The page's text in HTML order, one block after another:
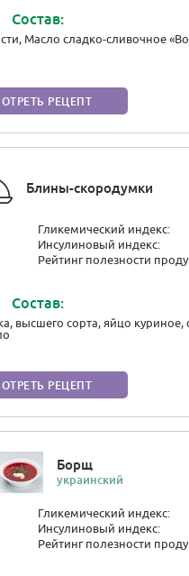
Состав:
Масло сладко-сливочное
РЕЦЕПТ
Блины-скородумки
Гликемический индекс:
Инсулиновый индекс:
Рейтинг полезности
Состав:
высшего сорта, яйцо куриное,
РЕЦЕПТ
Борщ
украинский
Гликемический индекс:
Инсулиновый индекс:
Рейтинг полезности